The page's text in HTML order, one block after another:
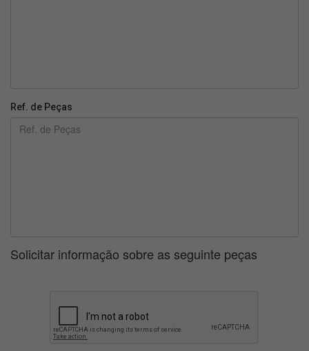
Ref. de Peças
Solicitar informação sobre as seguinte peças